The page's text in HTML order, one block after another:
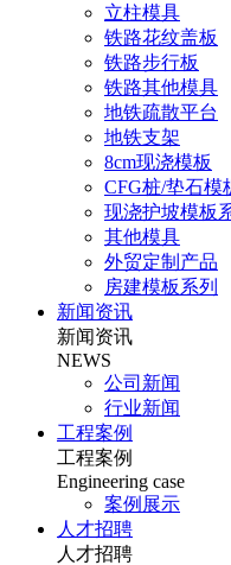
立柱模具
铁路花纹盖板
铁路步行板
铁路其他模具
地铁疏散平台
地铁支架
8cm现浇模板
CFG桩/垫石模
现浇护坡模板
其他模具
外贸定制产品
房建模板系列
新闻资讯
新闻资讯
NEWS
公司新闻
行业新闻
工程案例
工程案例
Engineering case
案例展示
人才招聘
人才招聘